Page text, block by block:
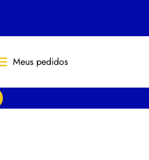
Meus pedidos